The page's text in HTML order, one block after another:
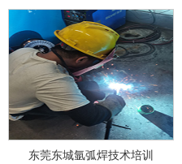
东莞东城氩弧焊技术培训